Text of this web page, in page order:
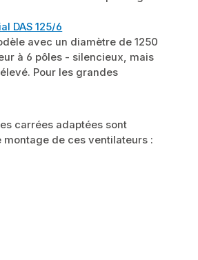
DAS 125/6
avec un diamètre de 1250
à 6 pôles - silencieux, mais
Pour les grandes
carrées adaptées sont
montage de ces ventilateurs :